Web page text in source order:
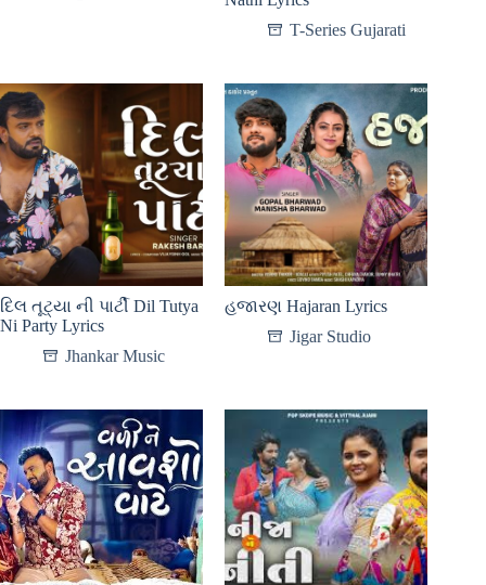
T-Series Gujarati
દિલ તૂટ્યા ની પાર્ટી Dil Tutya
Ni Party Lyrics
Jhankar Music
હજારણ Hajaran Lyrics
Jigar Studio